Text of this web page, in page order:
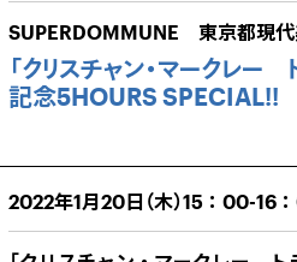
SUPERDOMMUNE 東京都現
「クリスチャン・マークレー
記念5HOURS SPECIAL!!
2022年1月20日（木）15：00-16